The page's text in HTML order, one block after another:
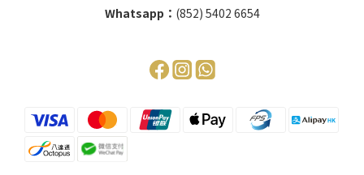
Whatsapp： (852) 5402 6654